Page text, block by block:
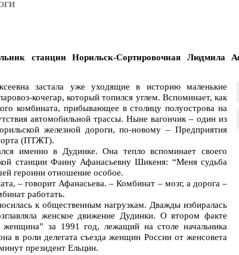
станции Норильск-Сортировочная Людмила
застала уже уходящие в историю маленькие
кочегар, который топился углем. Вспоминает, как
комбината, прибывающее в столицу полуострова на
автомобильной трассы. Ныне вагончик – один из
железной дороги, по-новому – Предприятия
(ПТЖТ).
именно в Дудинке. Она тепло вспоминает своего
станции Фаину Афанасьевну Шикеня: “Меня судьба
героини отношение особое.
– говорит Афанасьева. – Комбинат – мозг, а дорога –
работать.
к общественным нагрузкам. Дважды избиралась
женское движение Дудинки. О втором факте
за 1991 год, лежащий на столе начальника
в роли делегата съезда женщин России от женсовета
президент Ельцин.